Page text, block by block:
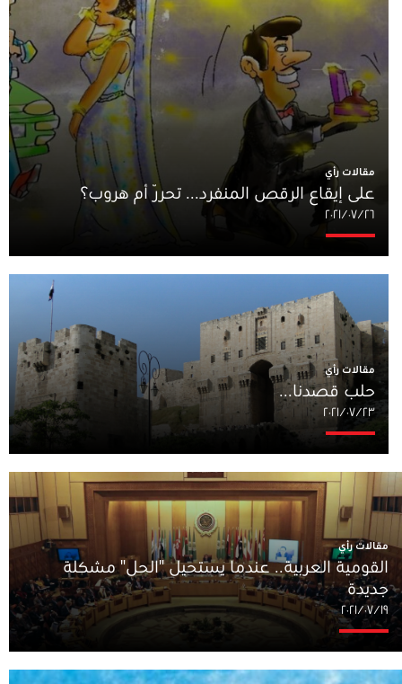
مقالات رأي
على إيقاع الرقص المنفرد... تحرّر أم هروب؟
٢٦‏/٠٧‏/٢٠٢١
مقالات رأي
حلب قصدنا...
٢٣‏/٠٧‏/٢٠٢١
مقالات رأي
القومية العربية.. عندما يستحيل "الحل" مشكلة
جديدة
١٩‏/٠٧‏/٢٠٢١